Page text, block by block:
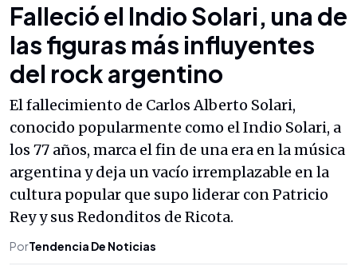
Falleció el Indio Solari, una de
las figuras más influyentes
del rock argentino
El fallecimiento de Carlos Alberto Solari,
conocido popularmente como el Indio Solari, a
los 77 años, marca el fin de una era en la música
argentina y deja un vacío irremplazable en la
cultura popular que supo liderar con Patricio
Rey y sus Redonditos de Ricota.
PorTendencia De Noticias